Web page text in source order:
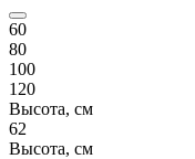
60
80
100
120
Высота, см
62
Высота, см